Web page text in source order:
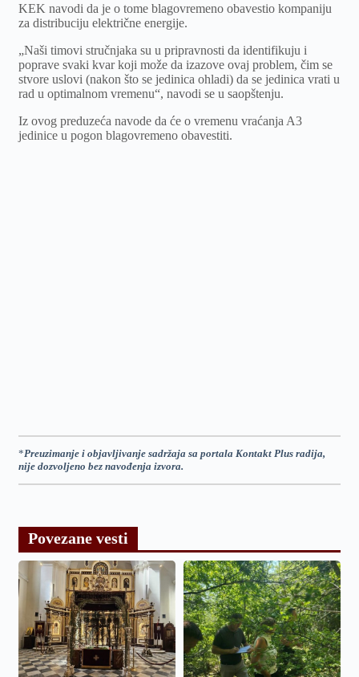
KEK navodi da je o tome blagovremeno obavestio kompaniju
za distribuciju električne energije.
„Naši timovi stručnjaka su u pripravnosti da identifikuju i
poprave svaki kvar koji može da izazove ovaj problem, čim se
stvore uslovi (nakon što se jedinica ohladi) da se jedinica vrati u
rad u optimalnom vremenu“, navodi se u saopštenju.
Iz ovog preduzeća navode da će o vremenu vraćanja A3
jedinice u pogon blagovremeno obavestiti.
*Preuzimanje i objavljivanje sadržaja sa portala Kontakt Plus radija,
nije dozvoljeno bez navođenja izvora.
Povezane vesti